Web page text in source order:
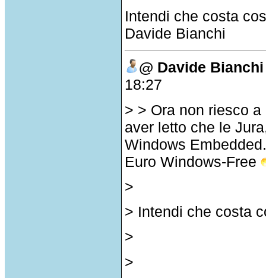
Intendi che costa
Davide Bianchi
@ Davide Bianchi
18:27
> > Ora non riesco
aver letto che le
Windows
Euro Windows-Free
>
> Intendi che costa
>
>